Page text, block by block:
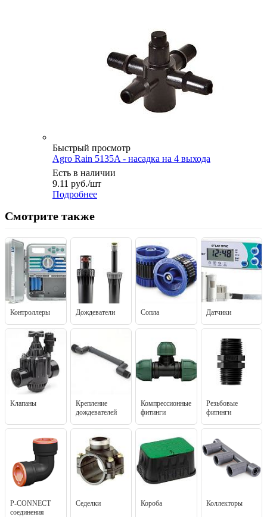
Быстрый просмотр
Agro Rain 5135A - насадка на 4 выхода
Есть в наличии
9.11 руб./шт
Подробнее
Смотрите также
Контроллеры Дождеватели Сопла Датчики
Клапаны
Крепление
дождевателей
Компрессионные
фитинги
Резьбовые
фитинги
P-CONNECT
соединения
Седелки Короба Коллекторы